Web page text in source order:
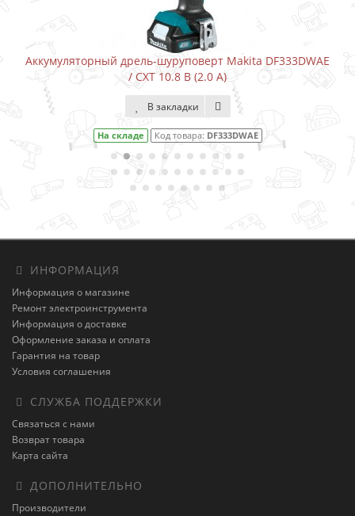
шуруповерт Makita DF333DWAE
10.8 В (2.0 А)
В закладки
Код товара: DF333DWAE
Аккумуляторный
ИНФОРМАЦИЯ
Информация о магазине
Ремонт электроинструмента
Информация о доставке
Оформление заказа и оплата
Гарантия на товар
Условия соглашения
СЛУЖБА ПОДДЕРЖКИ
Связаться с нами
Возврат товара
Карта сайта
ДОПОЛНИТЕЛЬНО
Производители